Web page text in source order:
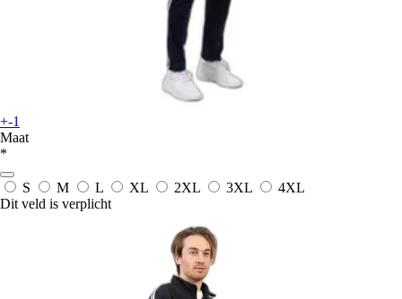
+-1
Maat
*
S M L XL 2XL 3XL
4XL
Dit veld is verplicht